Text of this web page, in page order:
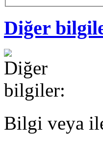
Diğer
Bilgi veya